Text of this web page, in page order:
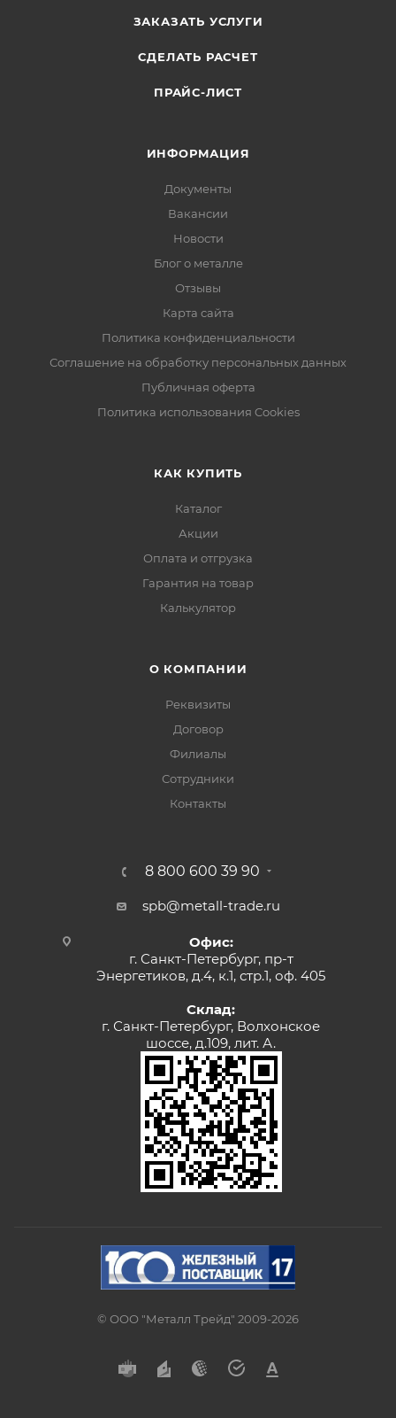
ЗАКАЗАТЬ УСЛУГИ
СДЕЛАТЬ РАСЧЕТ
ПРАЙС-ЛИСТ
ИНФОРМАЦИЯ
Документы
Вакансии
Новости
Блог о металле
Отзывы
Карта сайта
Политика конфиденциальности
Соглашение на обработку персональных данных
Публичная оферта
Политика использования Cookies
КАК КУПИТЬ
Каталог
Акции
Оплата и отгрузка
Гарантия на товар
Калькулятор
О КОМПАНИИ
Реквизиты
Договор
Филиалы
Сотрудники
Контакты
8 800 600 39 90
spb@metall-trade.ru
Офис:
г. Санкт-Петербург, пр-т
Энергетиков, д.4, к.1, стр.1, оф. 405
Склад:
г. Санкт-Петербург, Волхонское
шоссе, д.109, лит. А.
© ООО "Металл Трейд" 2009-2026